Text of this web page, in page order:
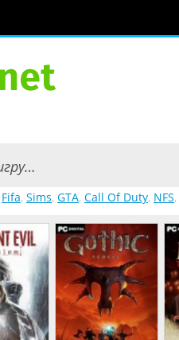
Fifa, Sims, GTA, Call Of Duty, NFS,